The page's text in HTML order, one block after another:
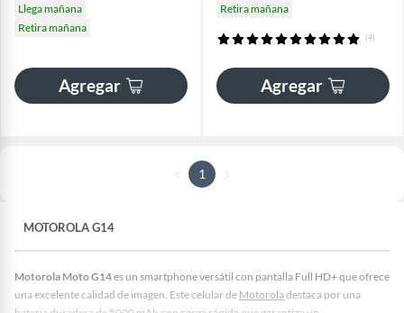
Llega mañana
Retira mañana
Agregar
Retira mañana
(4)
Agregar
1
MOTOROLA G14
Motorola Moto G14es un smartphone versátil con pantalla Full HD+ que ofrece
una excelente calidad de imagen. Este celular de Motoroladestaca por una